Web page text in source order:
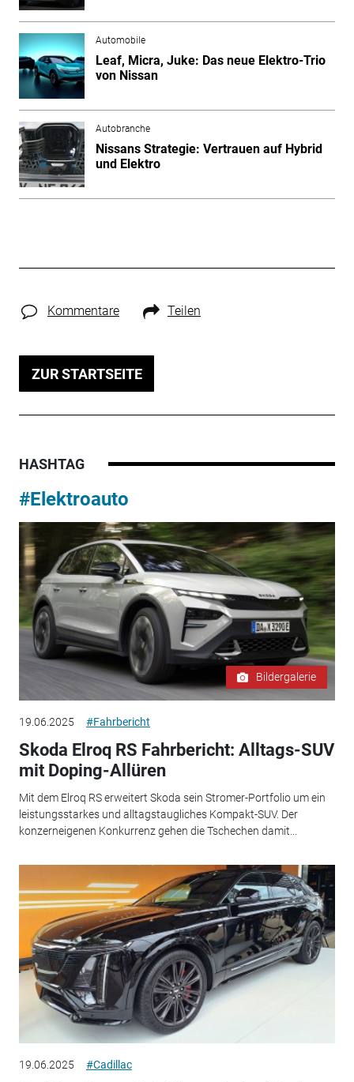
Automobile
Leaf, Micra, Juke: Das neue Elektro-Trio
von Nissan
Autobranche
Nissans Strategie: Vertrauen auf Hybrid
und Elektro
Kommentare Teilen
ZUR STARTSEITE
HASHTAG
#Elektroauto
Bildergalerie
19.06.2025 #Fahrbericht
Skoda Elroq RS Fahrbericht: Alltags-SUV
mit Doping-Allüren
Mit dem Elroq RS erweitert Skoda sein Stromer-Portfolio um ein
leistungsstarkes und alltagstaugliches Kompakt-SUV. Der
konzerneigenen Konkurrenz gehen die Tschechen damit...
19.06.2025 #Cadillac